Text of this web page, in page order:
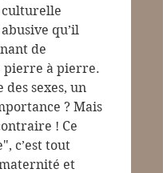
qu’il
de
pierre à pierre.
sexes, un
? Mais
! Ce
, c’est tout
et